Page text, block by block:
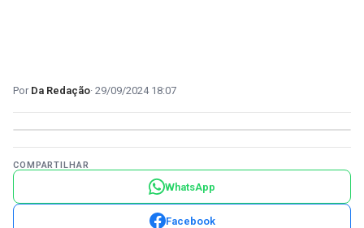
Da Redação 29/09/2024 18:07
COMPARTILHAR
WhatsApp
Facebook